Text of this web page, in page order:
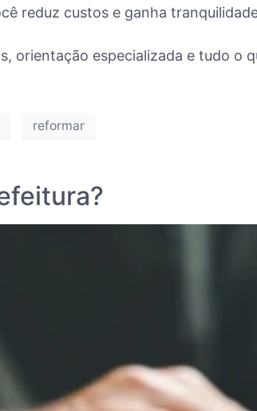
reduz custos e ganha
orientação especializada e tudo o
reformar